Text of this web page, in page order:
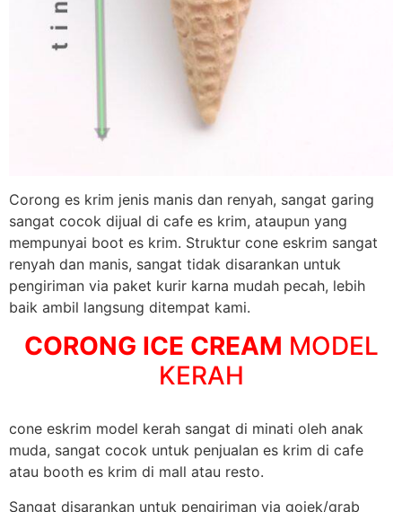
Corong es krim jenis manis dan renyah, sangat garing
sangat cocok dijual di cafe es krim, ataupun yang
mempunyai boot es krim. Struktur cone eskrim sangat
renyah dan manis, sangat tidak disarankan untuk
pengiriman via paket kurir karna mudah pecah, lebih
baik ambil langsung ditempat kami.
CORONG ICE CREAM MODEL
KERAH
cone eskrim model kerah sangat di minati oleh anak
muda, sangat cocok untuk penjualan es krim di cafe
atau booth es krim di mall atau resto.
Sangat disarankan untuk pengiriman via gojek/grab